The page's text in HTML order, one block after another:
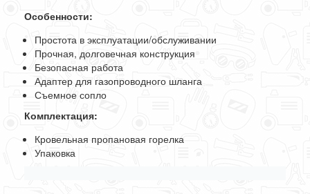
Особенности:
Простота в эксплуатации/обслуживании
Прочная, долговечная конструкция
Безопасная работа
Адаптер для газопроводного шланга
Съемное сопло
Комплектация:
Кровельная пропановая горелка
Упаковка